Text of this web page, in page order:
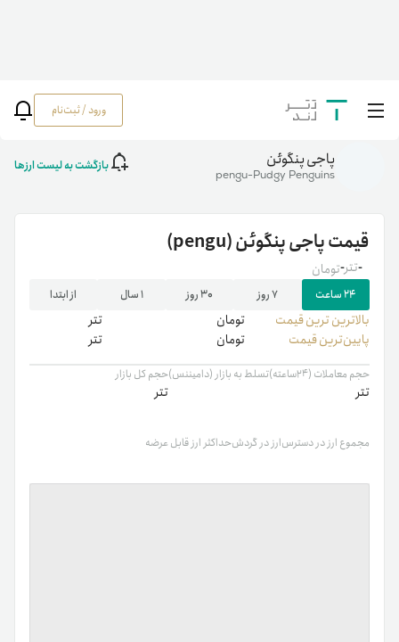
ورود / ثبت‌نام خانه رمزارزها/
pengu
پاجی پنگوئن
pengu-Pudgy Penguins
بازگشت به لیست ارزها
قیمتپاجی پنگوئن
-تومان -تتر
۲۴ ساعت ۷ روز ۳۰ روز ۱ سال از ابتدا
بالاترین ‌ترین قیمت تومان
تتر
پایین‌ترین قیمت
تومان تتر
حجم معاملات (۲۴ساعته)
تتر
تسلط به بازار (دامیننس)حجم کل بازار
تتر
مجموع ارز در دسترسارز در گردشحداکثر ارز قابل عرضه